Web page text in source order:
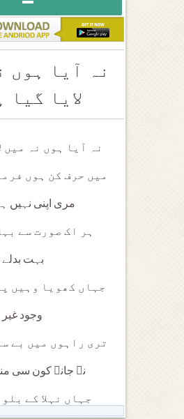
نہ آیا ہوں
لایا گیا
نہ آیا ہوں نہ میں
میں حرف کن ہوں
مری اپنی
ہر اک صورت سے
بہت بدلے
جہاں کھویا وہیں
وجود
تری راہوں میں بے
نہ جانے کون سی
جہاں نہلا کے